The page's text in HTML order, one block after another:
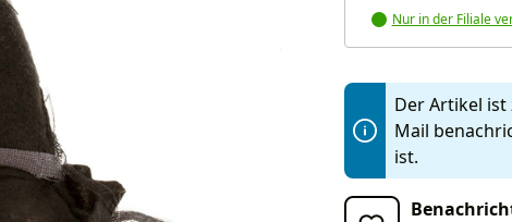
Nur in der Filiale
Der Artikel ist
Mail
ist.